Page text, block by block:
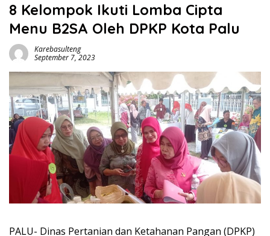
8 Kelompok Ikuti Lomba Cipta
Menu B2SA Oleh DPKP Kota Palu
Karebasulteng
September 7, 2023
PALU- Dinas Pertanian dan Ketahanan Pangan (DPKP)